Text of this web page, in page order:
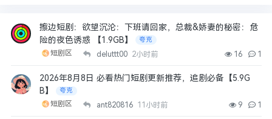
擦边短剧：欲望沉沦：下班请回家，总裁&娇妻的秘密：危
险的夜色诱惑 【1.9GB】
夸克
短剧区 deluttt00 2小时前 16 1
2026年8月8日 必看热门短剧更新推荐，追剧必备【5.9G
B】
夸克
短剧区 ant820816 11小时前 9 1